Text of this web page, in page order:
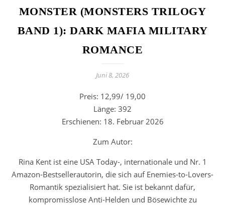
MONSTER (MONSTERS TRILOGY
BAND 1): DARK MAFIA MILITARY
ROMANCE
Juni 8, 2026
Preis: 12,99/ 19,00
Länge: 392
Erschienen: 18. Februar 2026
Zum Autor:
Rina Kent ist eine USA Today-, internationale und Nr. 1
Amazon-Bestsellerautorin, die sich auf Enemies-to-Lovers-
Romantik spezialisiert hat. Sie ist bekannt dafür,
kompromisslose Anti-Helden und Bösewichte zu